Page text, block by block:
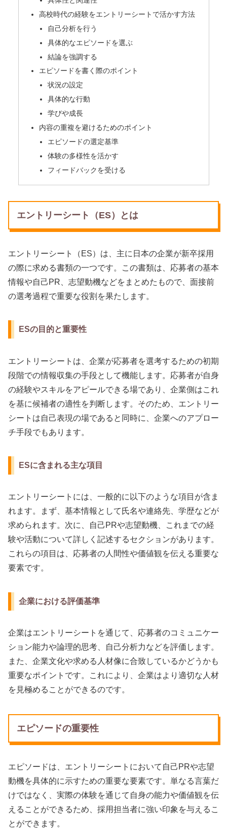
高校時代の経験をエントリーシートで活かす方法
自己分析を行う
具体的なエピソードを選ぶ
結論を強調する
エピソードを書く際のポイント
状況の設定
具体的な行動
学びや成長
内容の重複を避けるためのポイント
エピソードの選定基準
体験の多様性を活かす
フィードバックを受ける
エントリーシート（ES）とは
エントリーシート（ES）は、主に日本の企業が新卒採用
の際に求める書類の一つです。この書類は、応募者の基本
情報や自己PR、志望動機などをまとめたもので、面接前
の選考過程で重要な役割を果たします。
ESの目的と重要性
エントリーシートは、企業が応募者を選考するための初期
段階での情報収集の手段として機能します。応募者が自身
の経験やスキルをアピールできる場であり、企業側はこれ
を基に候補者の適性を判断します。そのため、エントリー
シートは自己表現の場であると同時に、企業へのアプロー
チ手段でもあります。
ESに含まれる主な項目
エントリーシートには、一般的に以下のような項目が含ま
れます。まず、基本情報として氏名や連絡先、学歴などが
求められます。次に、自己PRや志望動機、これまでの経
験や活動について詳しく記述するセクションがあります。
これらの項目は、応募者の人間性や価値観を伝える重要な
要素です。
企業における評価基準
企業はエントリーシートを通じて、応募者のコミュニケー
ション能力や論理的思考、自己分析力などを評価します。
また、企業文化や求める人材像に合致しているかどうかも
重要なポイントです。これにより、企業はより適切な人材
を見極めることができるのです。
エピソードの重要性
エピソードは、エントリーシートにおいて自己PRや志望
動機を具体的に示すための重要な要素です。単なる言葉だ
けではなく、実際の体験を通じて自身の能力や価値観を伝
えることができるため、採用担当者に強い印象を与えるこ
とができます。